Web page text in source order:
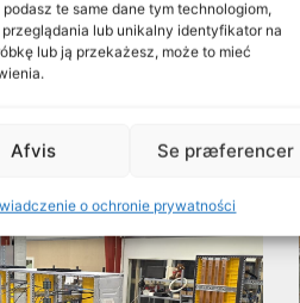
te same dane tym technologiom,
lub unikalny identyfikator na
lub ją przekażesz, może to mieć
Afvis Se præferencer
o ochronie prywatności
tutaj